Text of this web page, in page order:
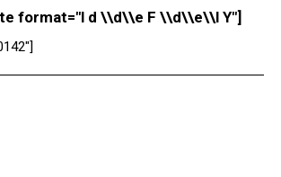
format="l d \\d\\e F \\d\\e\\l Y"]